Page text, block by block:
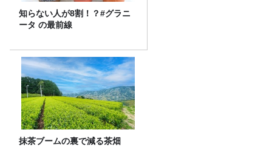
知らない人が8割！？#グラニ
ータ の最前線
抹茶ブームの裏で減る茶畑